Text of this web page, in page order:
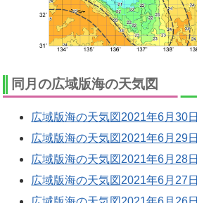
同月の広域版海の天気図
広域版海の天気図2021年6月30日
広域版海の天気図2021年6月29日
広域版海の天気図2021年6月28日
広域版海の天気図2021年6月27日